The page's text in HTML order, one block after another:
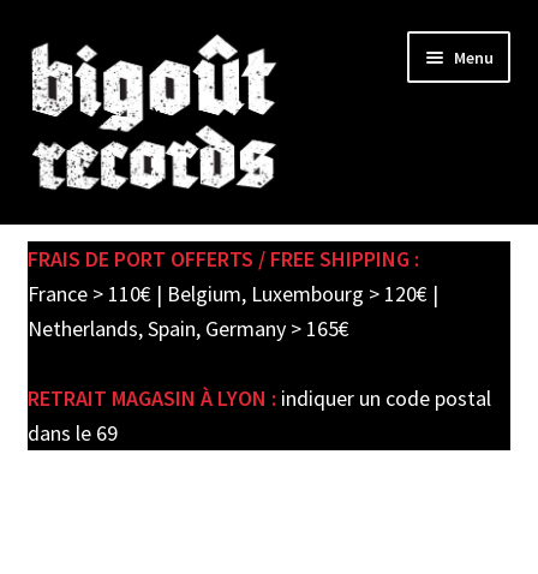
Skip
to
navigation
Skip
to
content
Menu
SHOP
child
PRE-ORDERS
FRAIS DE PORT OFFERTS / FREE SHIPPING :
France > 110€ | Belgium, Luxembourg > 120€ |
Netherlands, Spain, Germany > 165€
RETRAIT MAGASIN À LYON : indiquer un code postal
dans le 69